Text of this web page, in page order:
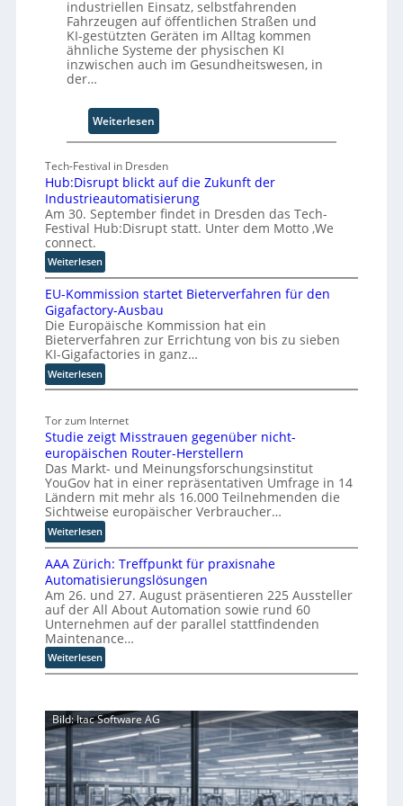
b
z
u
m
-
C
E
O
industriellen Einsatz, selbstfahrenden
Fahrzeugen auf öffentlichen Straßen und
KI-gestützten Geräten im Alltag kommen
ähnliche Systeme der physischen KI
inzwischen auch im Gesundheitswesen, in
der…
Weiterlesen
F
n
f
S
c
h
i
t
t
e
f
ü
d
S
k
a
l
i
r
u
n
g
p
h
c
h
e
r
K
Tech-Festival in Dresden
Hub:Disrupt blickt auf die Zukunft der
Industrieautomatisierung
Am 30. September findet in Dresden das Tech-
Festival Hub:Disrupt statt. Unter dem Motto ‚We
connect.
Weiterlesen:
H
u
b
:
D
i
s
r
p
t
b
l
i
c
k
t
a
u
f
d
i
e
Z
u
n
f
t
d
e
r
EU-Kommission startet Bieterverfahren für den
Gigafactory-Ausbau
Die Europäische Kommission hat ein
Bieterverfahren zur Errichtung von bis zu sieben
KI-Gigafactories in ganz…
Weiterlesen:
E
-
K
o
m
m
i
s
s
i
o
n
s
t
a
r
t
B
i
e
t
e
r
Tor zum Internet
Studie zeigt Misstrauen gegenüber nicht-
europäischen Router-Herstellern
Das Markt- und Meinungsforschungsinstitut
YouGov hat in einer repräsentativen Umfrage in 14
Ländern mit mehr als 16.000 Teilnehmenden die
Sichtweise europäischer Verbraucher…
Weiterlesen:
S
t
u
d
e
z
e
i
t
M
i
s
s
t
AAA Zürich: Treffpunkt für praxisnahe
Automatisierungslösungen
Am 26. und 27. August präsentieren 225 Aussteller
auf der All About Automation sowie rund 60
Unternehmen auf der parallel stattfindenden
Maintenance…
Weiterlesen:
A
Z
ü
r
i
c
h
Bild: Itac Software AG